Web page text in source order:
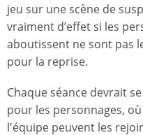
jeu sur une scène de
vraiment d’effet si les
aboutissent ne sont pas
pour la reprise.
Chaque séance devrait
pour les personnages,
l'équipe peuvent les